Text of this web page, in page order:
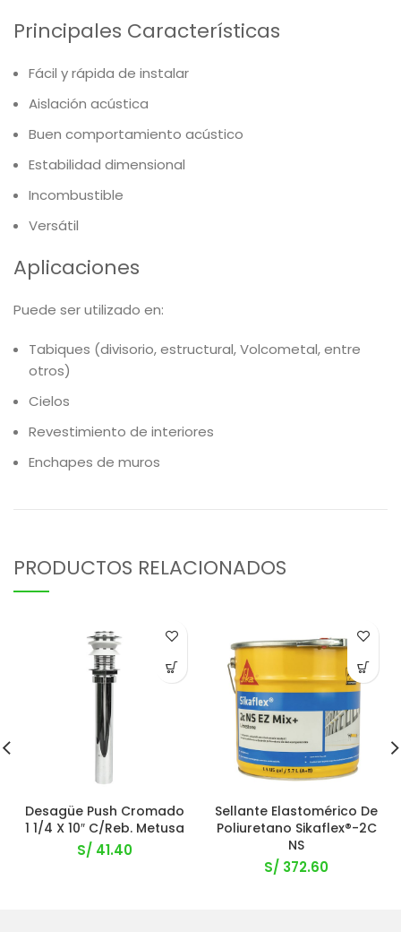
Principales Características
Fácil y rápida de instalar
Aislación acústica
Buen comportamiento acústico
Estabilidad dimensional
Incombustible
Versátil
Aplicaciones
Puede ser utilizado en:
Tabiques (divisorio, estructural, Volcometal, entre
otros)
Cielos
Revestimiento de interiores
Enchapes de muros
PRODUCTOS RELACIONADOS
Desagüe Push Cromado
1 1/4 X 10″ C/Reb. Metusa
S/ 41.40
Sellante Elastomérico De
Poliuretano Sikaflex®-2C
NS
S/ 372.60